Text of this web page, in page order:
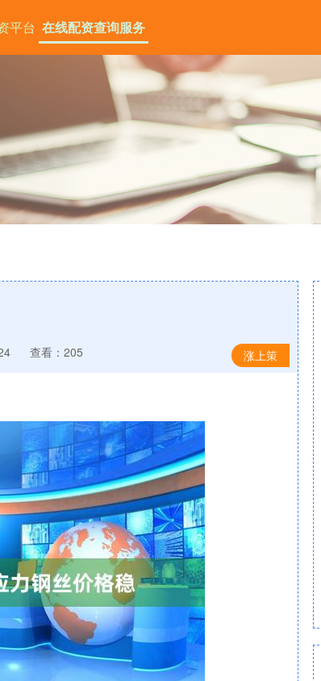
平台 在线配资查询服务
涨上策
查看：205